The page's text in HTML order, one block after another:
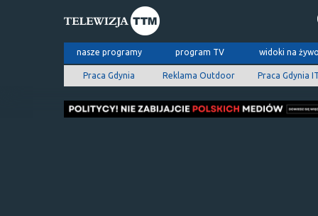
nasze programy program TV widoki na
Praca Gdynia Reklama Outdoor Praca Gdynia